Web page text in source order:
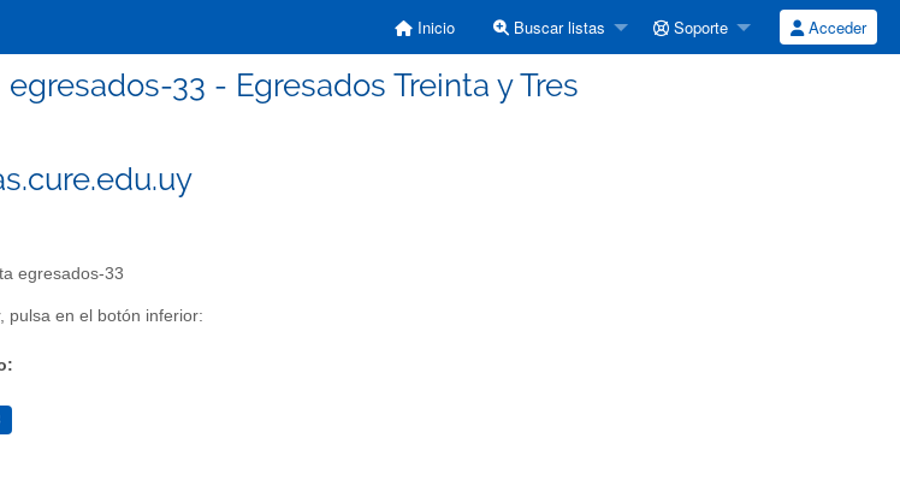
Inicio Buscar listas Soporte Acceder
egresados-33 - Egresados Treinta y Tres
egresados-33
pulsa en el botón inferior: